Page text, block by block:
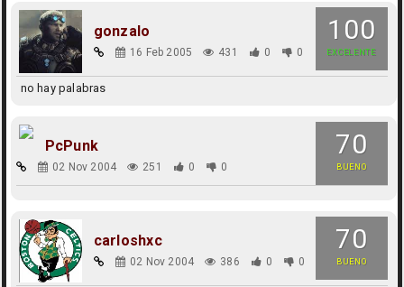
100
EXCELENTE
gonzalo
16 Feb 2005 431 0 0
no hay palabras
70
BUENO
PcPunk
02 Nov 2004 251 0 0
70
BUENO
carloshxc
02 Nov 2004 386 0 0